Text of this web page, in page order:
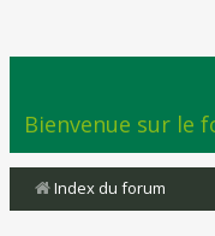
Bienvenue sur le
Index du forum